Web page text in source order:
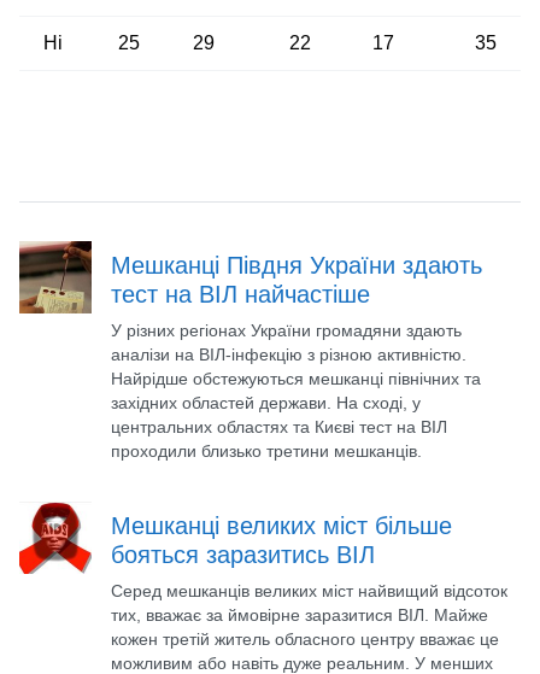
Ні 25 29 22 17 35
Мешканці Півдня України здають
тест на ВІЛ найчастіше
У різних регіонах України громадяни здають
аналізи на ВІЛ-інфекцію з різною активністю.
Найрідше обстежуються мешканці північних та
західних областей держави. На сході, у
центральних областях та Києві тест на ВІЛ
проходили близько третини мешканців.
Мешканці великих міст більше
бояться заразитись ВІЛ
Серед мешканців великих міст найвищий відсоток
тих, вважає за ймовірне заразитися ВІЛ. Майже
кожен третій житель обласного центру вважає це
можливим або навіть дуже реальним. У менших